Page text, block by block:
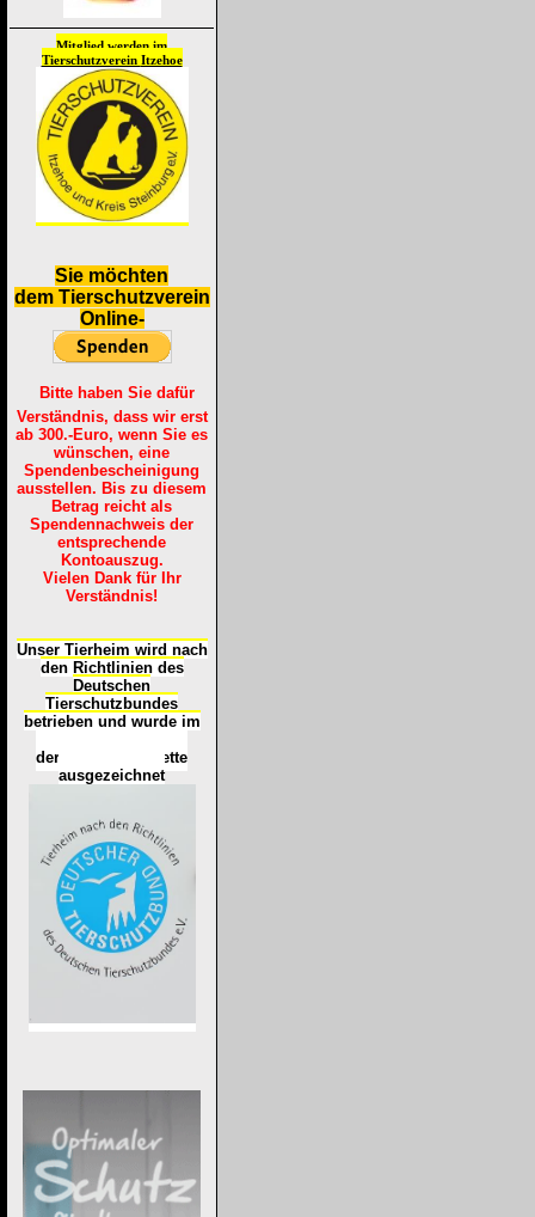
Mitglied werden im
Tierschutzverein Itzehoe
Sie möchten
dem Tierschutzverein
Online-
Bitte haben Sie dafür
Verständnis, dass wir erst
ab 300.-Euro, wenn Sie es
wünschen, eine
Spendenbescheinigung
ausstellen. Bis zu diesem
Betrag reicht als
Spendennachweis der
entsprechende
Kontoauszug.
Vielen Dank für Ihr
Verständnis!
Unser Tierheim wird nach
den Richtlinien des
Deutschen
Tierschutzbundes
betrieben und wurde im
der
Tierheimplakette
ausgezeichnet